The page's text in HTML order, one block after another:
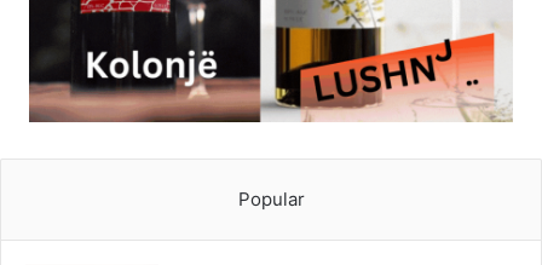
Popular